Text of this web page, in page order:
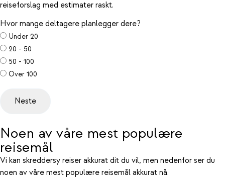
reiseforslag med estimater raskt.
Hvor mange deltagere planlegger dere?
Under 20
20 - 50
50 - 100
Over 100
Noen av våre mest populære
reisemål
Vi kan skreddersy reiser akkurat dit du vil, men nedenfor ser du
noen av våre mest populære reisemål akkurat nå.